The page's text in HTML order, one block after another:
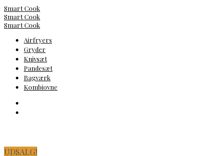
Smart Cook
Smart Cook
Smart Cook
Airfryers
Gryder
Knivsæt
Pandesæt
Bagværk
Kombiovne
UDSALG!